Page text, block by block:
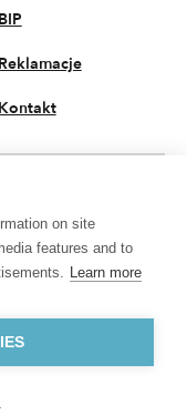
BIP
Reklamacje
Kontakt
zastrzeżone
osobowych
Sąd Rejonowy dla
Krajowego Rejestru
on site
features and to
Learn more